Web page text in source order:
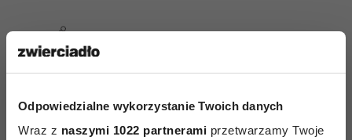
Odpowiedzialne wykorzystanie Twoich danych
Wraz z naszymi 1022 partnerami przetwarzamy Twoje